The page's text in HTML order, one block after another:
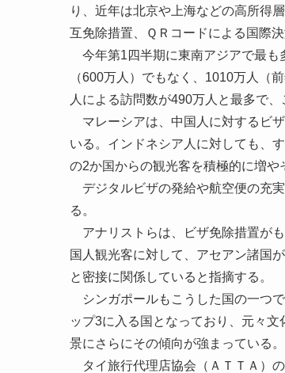
り、近年は北京や上海などの高所得
互免除措置、ＱＲコードによる国際
今年第1四半期に東南アジアで最も
（600万人）でもなく、1010万人（
人による訪問数が490万人と最多で
マレーシアは、中国人に対するビ
いる。インドネシア人に対しても、
の2か国からの観光客を積極的に増や
デジタルビザの発給や航空便の充
る。
アナリストらは、ビザ免除措置が
国人観光客に対して、アセアン諸国
と密接に関係していると指摘する。
シンガポールもこうした国の一つ
ップ3に入る国となっており、元々
景にさらにその傾向が強まっている。
タイ旅行代理店協会（ＡＴＴＡ）